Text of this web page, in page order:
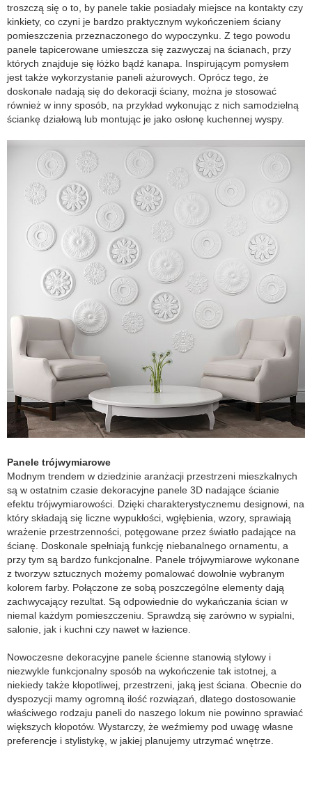
troszczą się o to, by panele takie posiadały miejsce na kontakty czy
kinkiety, co czyni je bardzo praktycznym wykończeniem ściany
pomieszczenia przeznaczonego do wypoczynku. Z tego powodu
panele tapicerowane umieszcza się zazwyczaj na ścianach, przy
których znajduje się łóżko bądź kanapa. Inspirującym pomysłem
jest także wykorzystanie paneli ażurowych. Oprócz tego, że
doskonale nadają się do dekoracji ściany, można je stosować
również w inny sposób, na przykład wykonując z nich samodzielną
ściankę działową lub montując je jako osłonę kuchennej wyspy.
Panele trójwymiarowe
Modnym trendem w dziedzinie aranżacji przestrzeni mieszkalnych
są w ostatnim czasie dekoracyjne panele 3D nadające ścianie
efektu trójwymiarowości. Dzięki charakterystycznemu designowi, na
który składają się liczne wypukłości, wgłębienia, wzory, sprawiają
wrażenie przestrzenności, potęgowane przez światło padające na
ścianę. Doskonale spełniają funkcję niebanalnego ornamentu, a
przy tym są bardzo funkcjonalne. Panele trójwymiarowe wykonane
z tworzyw sztucznych możemy pomalować dowolnie wybranym
kolorem farby. Połączone ze sobą poszczególne elementy dają
zachwycający rezultat. Są odpowiednie do wykańczania ścian w
niemal każdym pomieszczeniu. Sprawdzą się zarówno w sypialni,
salonie, jak i kuchni czy nawet w łazience.
Nowoczesne dekoracyjne panele ścienne stanowią stylowy i
niezwykle funkcjonalny sposób na wykończenie tak istotnej, a
niekiedy także kłopotliwej, przestrzeni, jaką jest ściana. Obecnie do
dyspozycji mamy ogromną ilość rozwiązań, dlatego dostosowanie
właściwego rodzaju paneli do naszego lokum nie powinno sprawiać
większych kłopotów. Wystarczy, że weźmiemy pod uwagę własne
preferencje i stylistykę, w jakiej planujemy utrzymać wnętrze.